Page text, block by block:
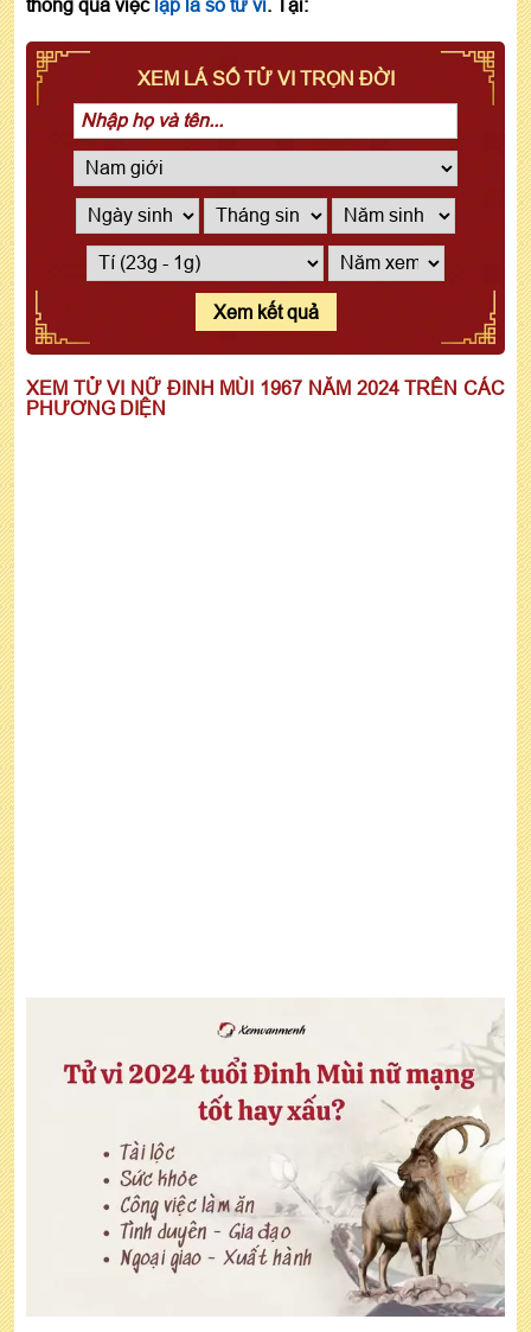
thông qua việc lập lá số tử vi. Tại:
XEM LÁ SỐ TỬ VI TRỌN ĐỜI
Xem kết quả
XEM TỬ VI NỮ ĐINH MÙI 1967 NĂM 2024 TRÊN CÁC
PHƯƠNG DIỆN